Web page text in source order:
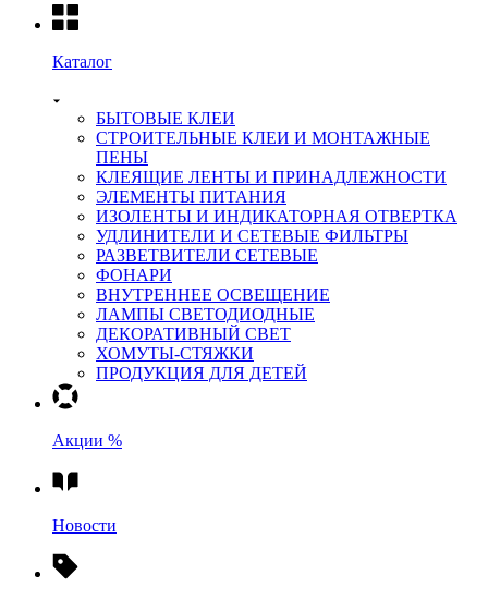
Каталог
БЫТОВЫЕ КЛЕИ
СТРОИТЕЛЬНЫЕ КЛЕИ И МОНТАЖНЫЕ
ПЕНЫ
КЛЕЯЩИЕ ЛЕНТЫ И ПРИНАДЛЕЖНОСТИ
ЭЛЕМЕНТЫ ПИТАНИЯ
ИЗОЛЕНТЫ И ИНДИКАТОРНАЯ ОТВЕРТКА
УДЛИНИТЕЛИ И СЕТЕВЫЕ ФИЛЬТРЫ
РАЗВЕТВИТЕЛИ СЕТЕВЫЕ
ФОНАРИ
ВНУТРЕННЕЕ ОСВЕЩЕНИЕ
ЛАМПЫ СВЕТОДИОДНЫЕ
ДЕКОРАТИВНЫЙ СВЕТ
ХОМУТЫ-СТЯЖКИ
ПРОДУКЦИЯ ДЛЯ ДЕТЕЙ
Акции %
Новости